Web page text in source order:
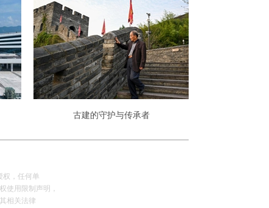
古建的守护与传承者
权，任何单
使用限制声明，
相关法律